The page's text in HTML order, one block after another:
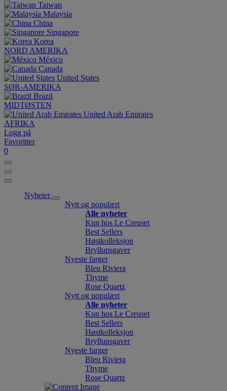
Taiwan
Malaysia
China
Singapore
Korea
NORD AMERIKA
México
Canada
United States
SØR-AMERIKA
Brazil
MIDTØSTEN
United Arab Emirates
AFRIKA
Logg på
Favoritter
0
Nyheter
Nytt og populært
Alle nyheter
Kun hos Le Creuset
Best Sellers
Høstkolleksjon
Bryllupsgaver
Nyeste farger
Bleu Riviera
Thyme
Rose Quartz
Nytt og populært
Alle nyheter
Kun hos Le Creuset
Best Sellers
Høstkolleksjon
Bryllupsgaver
Nyeste farger
Bleu Riviera
Thyme
Rose Quartz